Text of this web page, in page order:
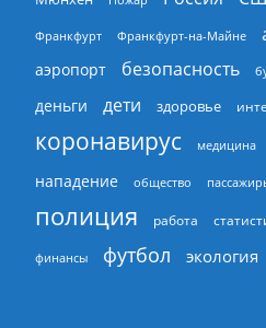
Франкфурт Франкфурт-на-Майне
аэропорт безопасность
деньги дети здоровье
коронавирус медицина
нападение
общество
полиция работа
финансы футбол экология